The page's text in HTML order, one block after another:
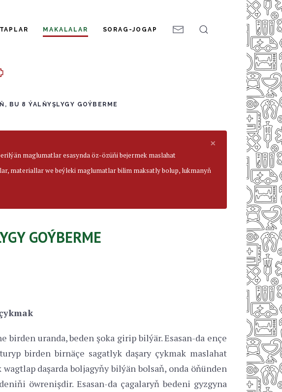
MAKALALAR SORAG-JOGAP
BU 8 ÝALŇYŞLYGY GOÝBERME
×
maglumatlar esasynda öz-özüňi bejermek maslahat
materiallar we beýleki maglumatlar bilim maksatly bolup, lukmanyň
GOÝBERME
birden uranda, beden şoka girip bilýär. Esasan-da ençe
birden birnäçe sagatlyk daşary çykmak maslahat
daşarda boljagyňy bilýän bolsaň, onda öňünden
öwrenişdir. Esasan-da çagalaryň bedeni gyzgyna